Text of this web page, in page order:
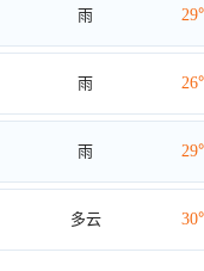
雨
雨
雨
多云